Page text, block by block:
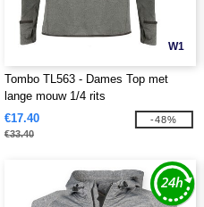
W1
Tombo TL563 - Dames Top met
lange mouw 1/4 rits
€17.40
€33.40
-48%